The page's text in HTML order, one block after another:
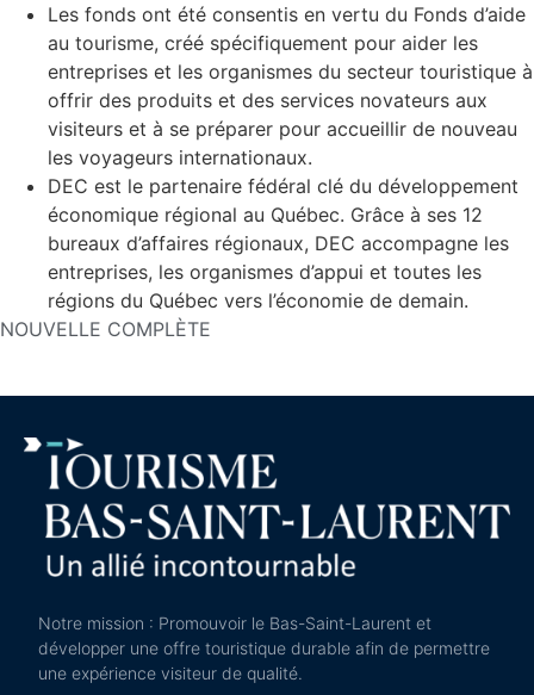
Les fonds ont été consentis en vertu du Fonds d’aide
au tourisme, créé spécifiquement pour aider les
entreprises et les organismes du secteur touristique à
offrir des produits et des services novateurs aux
visiteurs et à se préparer pour accueillir de nouveau
les voyageurs internationaux.
DEC est le partenaire fédéral clé du développement
économique régional au Québec. Grâce à ses 12
bureaux d’affaires régionaux, DEC accompagne les
entreprises, les organismes d’appui et toutes les
régions du Québec vers l’économie de demain.
NOUVELLE COMPLÈTE
Notre mission : Promouvoir le Bas-Saint-Laurent et
développer une offre touristique durable afin de permettre
une expérience visiteur de qualité.